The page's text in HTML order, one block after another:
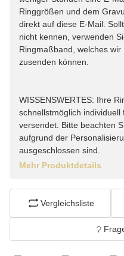
Ringgrößen und dem
direkt auf diese E-Mail.
nicht kennen, verwenden
Ringmaßband, welches
zusenden können.
WISSENSWERTES: Ihre
schnellstmöglich
versendet. Bitte beachten
aufgrund der
ausgeschlossen sind.
Mehr Produktdetails
Vergleichsliste